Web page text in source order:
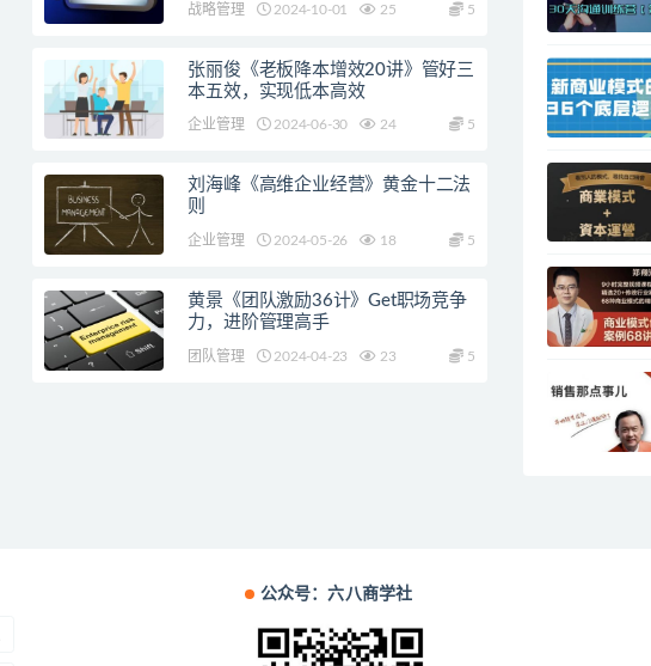
战略管理 2024-10-01 25 5
张丽俊《老板降本增效20讲》管好三
本五效，实现低本高效
企业管理 2024-06-30 24 5
刘海峰《高维企业经营》黄金十二法
则
企业管理 2024-05-26 18 5
黄景《团队激励36计》Get职场竞争
力，进阶管理高手
团队管理 2024-04-23 23 5
公众号：六八商学社